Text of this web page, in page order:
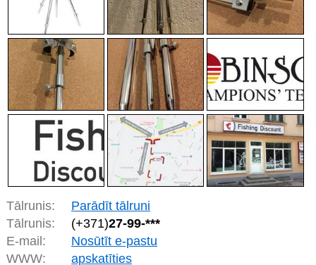
Tālrunis:
Parādīt tālruni
Tālrunis:
(+371)27-99-***
E-mail:
Nosūtīt e-pastu
WWW:
apskatīties